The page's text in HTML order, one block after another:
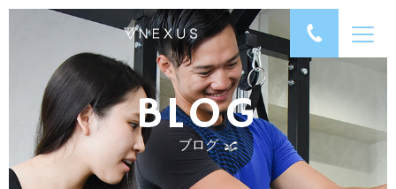
BLOG
ブログ